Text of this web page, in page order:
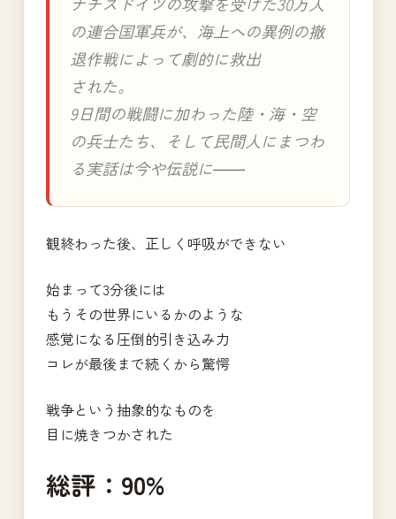
の連合国軍兵が、海上への異例の撤
退作戦によって劇的に救出
された。
9日間の戦闘に加わった陸・海・空
の兵士たち、そして民間人にまつわ
る実話は今や伝説に――
観終わった後、正しく呼吸ができない
始まって3分後には
もうその世界にいるかのような
感覚になる圧倒的引き込み力
コレが最後まで続くから驚愕
戦争という抽象的なものを
目に焼きつかされた
総評：90%